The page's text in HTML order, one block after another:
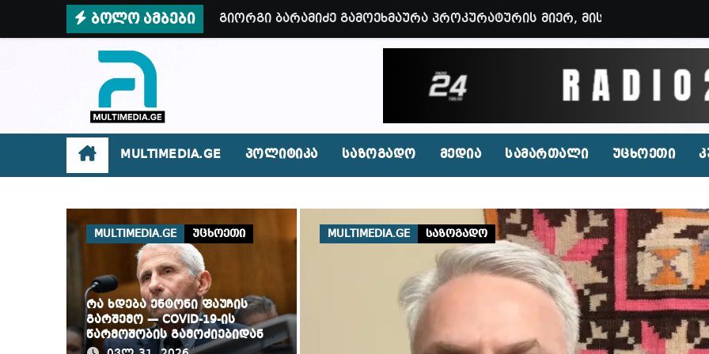
ბოლო ამბები ნია იმნაძეს ბრალი ოფიციალურად წაუყენეს – აღნიშნული მუხლი 13
არარსებული ადამიანები საუბრობენ, თითქოს საქართველოში
დადგება დრო და თქვენი დღევანდელი პოსტაობა, საკუთარ თავთან
ვიმყოფები პატარა, ბნელ, ტარაკნებიან, უჰაერო საკანში, ამდენი
როგორ დაიწყო ინციდენტი კახეთში ქორწილის დროს? (ვიდეო)
სუს-მა დააკავა 2 პირი, რომლებსაც საბავშვი ბაღებში საქონლის
ირაკლი კობახიძე – ნამდვილად არის რეაგირება საჭირო
როგორ მოვიქცეთ ზაფხულის ცხელ დღეებში? – დაავადებათა
ოპოზიცია მთლიანად მოშლილია – პრემიერი
როგორ გავარჩიოთ ფეისბუქზე თაღლითური ფულადი შეთავაზებები?
რატომ წვალობენ? პირდაპირ შექმნან მდინარაძის სამინისტრო – გია
MULTIMEDIA.GE პოლიტიკა საზოგადო მედია სამართალი უცხოეთი
MULTIMEDIA.GE სამართალი
MULTIMEDIA.GE უცხოეთი
რა ხდება ენტონი ფაუჩის
გარშემო — COVID-19-ის
წარმოშობის გამოძიებიდან
შესაძლო სისხლის